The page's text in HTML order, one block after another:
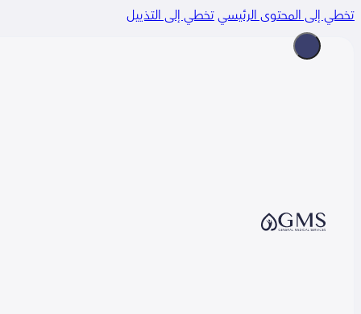
إلى المحتوى الرئيسيتخطي إلى التذييل